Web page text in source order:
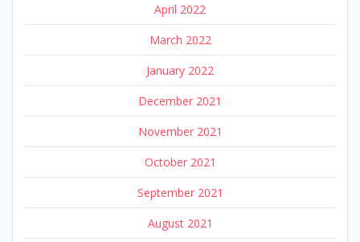
April 2022
March 2022
January 2022
December 2021
November 2021
October 2021
September 2021
August 2021